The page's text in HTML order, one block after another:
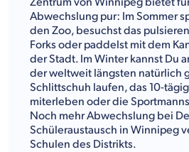
Abwechslung pur: Im Sommer
den Zoo, besuchst das
Forks oder paddelst mit dem
der Stadt. Im Winter kannst Du
der weltweit längsten natürlich
Schlittschuh laufen, das 10-
miterleben oder die
Noch mehr Abwechslung bei
Schüleraustausch in Winnipeg
Schulen des Distrikts.